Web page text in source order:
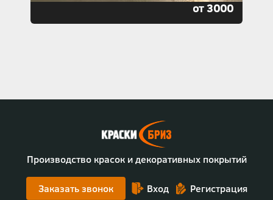
от 3000
Производство красок и декоративных покрытий
Заказать звонок Вход Регистрация